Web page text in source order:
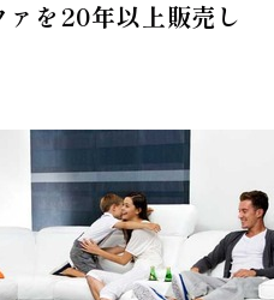
ァを20年以上販売し